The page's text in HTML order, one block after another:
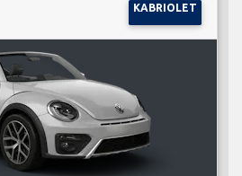
KABRIOLET